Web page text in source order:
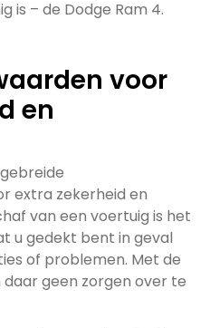
is – de Dodge Ram 4.
voor
en
extra zekerheid en
van een voertuig is het
u gedekt bent in geval
of problemen. Met de
geen zorgen over te